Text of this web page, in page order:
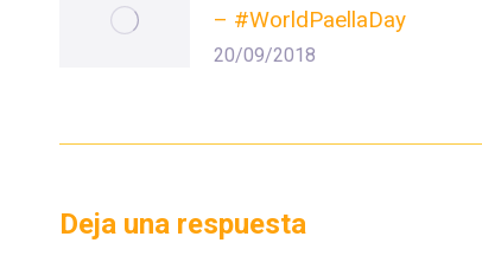
– #WorldPaellaDay
20/09/2018
Deja una respuesta